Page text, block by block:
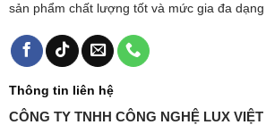
sản phẩm chất lượng tốt và mức gia đa
Thông tin liên hệ
CÔNG TY TNHH CÔNG NGHỆ LUX